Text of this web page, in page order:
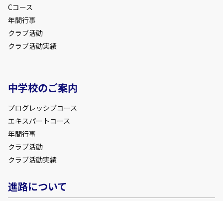
Cコース
年間行事
クラブ活動
クラブ活動実績
中学校のご案内
プログレッシブコース
エキスパートコース
年間行事
クラブ活動
クラブ活動実績
進路について